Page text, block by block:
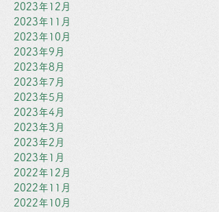
2023年12月
2023年11月
2023年10月
2023年9月
2023年8月
2023年7月
2023年5月
2023年4月
2023年3月
2023年2月
2023年1月
2022年12月
2022年11月
2022年10月